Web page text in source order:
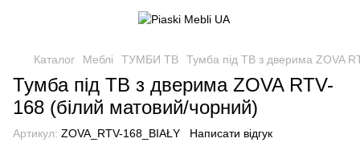
Каталог Меблі ТУМБИ ТВ Тумба під ТВ з дверима ZOVA
Тумба під ТВ з дверима ZOVA RTV-
168 (білий матовий/чорний)
Артикул: ZOVA_RTV-168_BIAŁY Написати відгук